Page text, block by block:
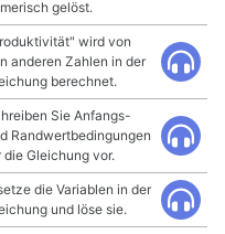
gelöst.
wird von
anderen Zahlen in der
berechnet.
Sie Anfangs-
Randwertbedingungen
die Gleichung vor.
die Variablen in der
und löse sie.